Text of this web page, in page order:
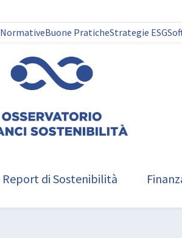
NormativeBuone PraticheStrategie ESG
Report di Sostenibilità